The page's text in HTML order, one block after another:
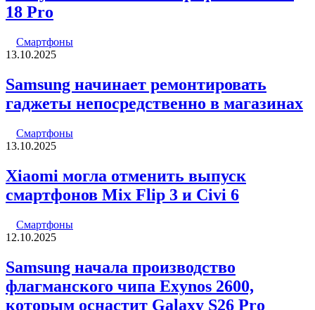
18 Pro
Смартфоны
13.10.2025
Samsung начинает ремонтировать
гаджеты непосредственно в магазинах
Смартфоны
13.10.2025
Xiaomi могла отменить выпуск
смартфонов Mix Flip 3 и Civi 6
Смартфоны
12.10.2025
Samsung начала производство
флагманского чипа Exynos 2600,
которым оснастит Galaxy S26 Pro